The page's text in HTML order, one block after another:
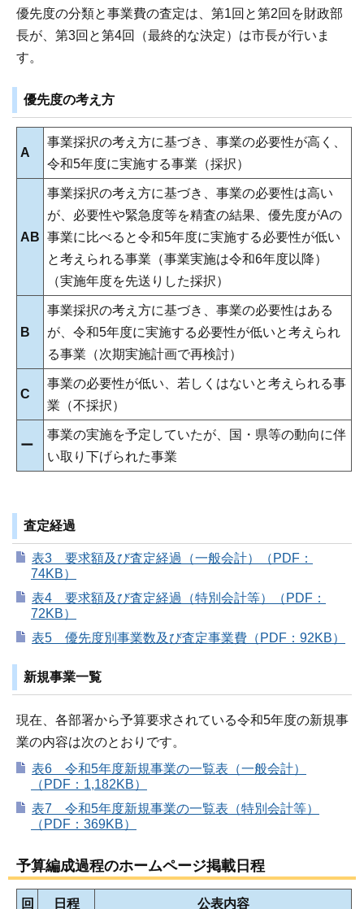
優先度の分類と事業費の査定は、第1回と第2回を財政部
長が、第3回と第4回（最終的な決定）は市長が行いま
す。
優先度の考え方
A
事業採択の考え方に基づき、事業の必要性が高く、
令和5年度に実施する事業（採択）
AB
事業採択の考え方に基づき、事業の必要性は高い
が、必要性や緊急度等を精査の結果、優先度がAの
事業に比べると令和5年度に実施する必要性が低い
と考えられる事業（事業実施は令和6年度以降）
（実施年度を先送りした採択）
B
事業採択の考え方に基づき、事業の必要性はある
が、令和5年度に実施する必要性が低いと考えられ
る事業（次期実施計画で再検討）
C
事業の必要性が低い、若しくはないと考えられる事
業（不採択）
ー
事業の実施を予定していたが、国・県等の動向に伴
い取り下げられた事業
査定経過
表3 要求額及び査定経過（一般会計）（PDF：
74KB）
表4 要求額及び査定経過（特別会計等）（PDF：
72KB）
表5 優先度別事業数及び査定事業費（PDF：92KB）
新規事業一覧
現在、各部署から予算要求されている令和5年度の新規事
業の内容は次のとおりです。
表6 令和5年度新規事業の一覧表（一般会計）
（PDF：1,182KB）
表7 令和5年度新規事業の一覧表（特別会計等）
（PDF：369KB）
予算編成過程のホームページ掲載日程
回 日程 公表内容